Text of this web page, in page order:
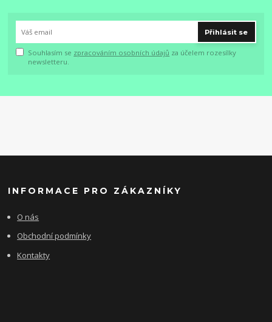
Přihlásit se
Souhlasím se zpracováním osobních údajů za účelem rozesílky
newsletteru.
INFORMACE PRO ZÁKAZNÍKY
O nás
Obchodní podmínky
Kontakty